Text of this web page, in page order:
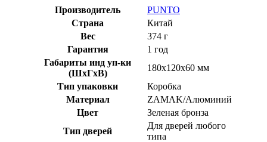
Производитель
PUNTO
Страна
Китай
Вес
374 г
Гарантия
1 год
Габариты инд уп-ки
(ШхГхВ)
180x120x60 мм
Тип упаковки
Коробка
Материал
ZAMAK/Алюминий
Цвет
Зеленая бронза
Тип дверей
Для дверей любого
типа